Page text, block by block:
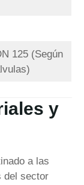
125 (Según
y
a las
del sector